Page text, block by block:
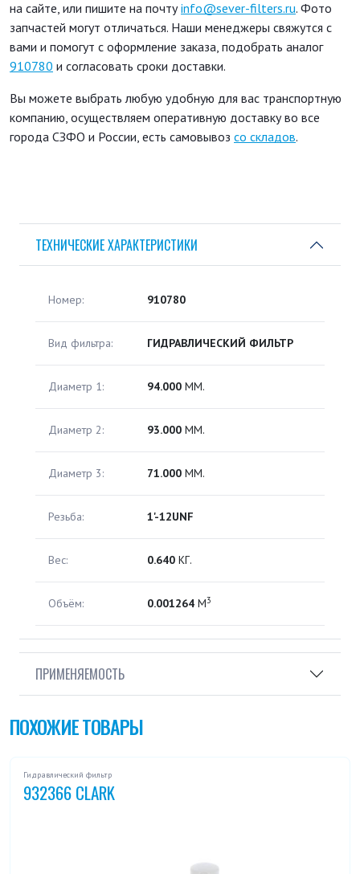
на сайте, или пишите на почтуinfo@sever-filters.ru. Фото
запчастей могут отличаться. Наши менеджеры свяжутся с
вами и помогут с оформление заказа, подобрать аналог
910780 и согласовать сроки доставки.
Вы можете выбрать любую удобную для вас транспортную
компанию, осуществляем оперативную доставку во все
города СЗФО и России, есть самовывоз со складов.
ТЕХНИЧЕСКИЕ ХАРАКТЕРИСТИКИ
Номер: 910780
Вид фильтра: ГИДРАВЛИЧЕСКИЙ ФИЛЬТР
Диаметр 1: 94.000 ММ.
Диаметр 2: 93.000 ММ.
Диаметр 3: 71.000 ММ.
Резьба: 1'-12UNF
Вес: 0.640 КГ.
Объём: 0.001264 М3
ПРИМЕНЯЕМОСТЬ
ПОХОЖИЕ ТОВАРЫ
Гидравлический фильтр
932366 CLARK